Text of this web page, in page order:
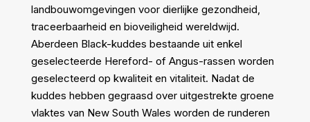
landbouwomgevingen voor dierlijke gezondheid,
traceerbaarheid en bioveiligheid wereldwijd.
Aberdeen Black-kuddes bestaande uit enkel
geselecteerde Hereford- of Angus-rassen worden
geselecteerd op kwaliteit en vitaliteit. Nadat de
kuddes hebben gegraasd over uitgestrekte groene
vlaktes van New South Wales worden de runderen